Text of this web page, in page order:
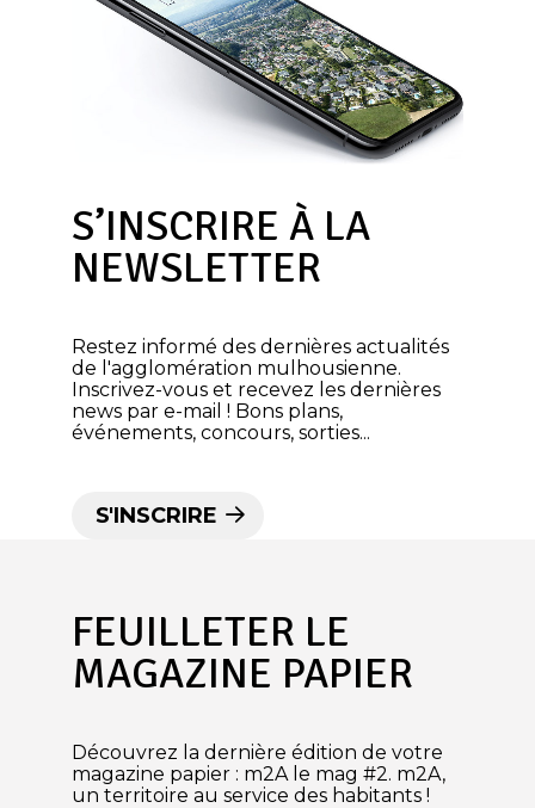
S’INSCRIRE À LA
NEWSLETTER
Restez informé des dernières actualités
de l'agglomération mulhousienne.
Inscrivez-vous et recevez les dernières
news par e-mail ! Bons plans,
événements, concours, sorties...
S'INSCRIRE
FEUILLETER LE
MAGAZINE PAPIER
Découvrez la dernière édition de votre
magazine papier : m2A le mag #2. m2A,
un territoire au service des habitants !